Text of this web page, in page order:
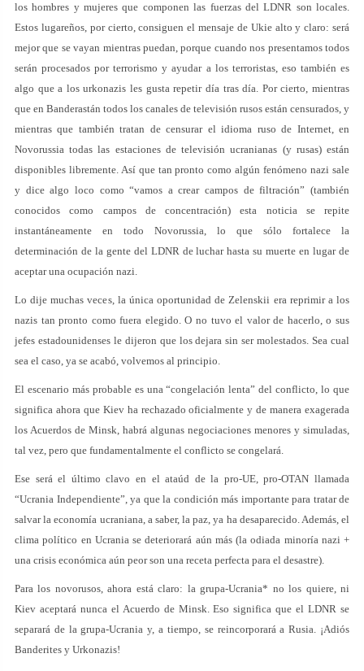
los hombres y mujeres que componen las fuerzas del LDNR son locales.
Estos lugareños, por cierto, consiguen el mensaje de Ukie alto y claro: será
mejor que se vayan mientras puedan, porque cuando nos presentamos todos
serán procesados por terrorismo y ayudar a los terroristas, eso también es
algo que a los urkonazis les gusta repetir día tras día. Por cierto, mientras
que en Banderastán todos los canales de televisión rusos están censurados, y
mientras que también tratan de censurar el idioma ruso de Internet, en
Novorussia todas las estaciones de televisión ucranianas (y rusas) están
disponibles libremente. Así que tan pronto como algún fenómeno nazi sale
y dice algo loco como “vamos a crear campos de filtración” (también
conocidos como campos de concentración) esta noticia se repite
instantáneamente en todo Novorussia, lo que sólo fortalece la
determinación de la gente del LDNR de luchar hasta su muerte en lugar de
aceptar una ocupación nazi.
Lo dije muchas veces, la única oportunidad de Zelenskii era reprimir a los
nazis tan pronto como fuera elegido. O no tuvo el valor de hacerlo, o sus
jefes estadounidenses le dijeron que los dejara sin ser molestados. Sea cual
sea el caso, ya se acabó, volvemos al principio.
El escenario más probable es una “congelación lenta” del conflicto, lo que
significa ahora que Kiev ha rechazado oficialmente y de manera exagerada
los Acuerdos de Minsk, habrá algunas negociaciones menores y simuladas,
tal vez, pero que fundamentalmente el conflicto se congelará.
Ese será el último clavo en el ataúd de la pro-UE, pro-OTAN llamada
“Ucrania Independiente”, ya que la condición más importante para tratar de
salvar la economía ucraniana, a saber, la paz, ya ha desaparecido. Además, el
clima político en Ucrania se deteriorará aún más (la odiada minoría nazi +
una crisis económica aún peor son una receta perfecta para el desastre).
Para los novorusos, ahora está claro: la grupa-Ucrania* no los quiere, ni
Kiev aceptará nunca el Acuerdo de Minsk. Eso significa que el LDNR se
separará de la grupa-Ucrania y, a tiempo, se reincorporará a Rusia. ¡Adiós
Banderites y Urkonazis!